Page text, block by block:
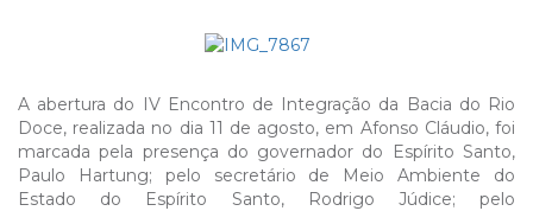
A abertura do IV Encontro de Integração da Bacia do Rio
Doce, realizada no dia 11 de agosto, em Afonso Cláudio, foi
marcada pela presença do governador do Espírito Santo,
Paulo Hartung; pelo secretário de Meio Ambiente do
Estado do Espírito Santo, Rodrigo Júdice; pelo